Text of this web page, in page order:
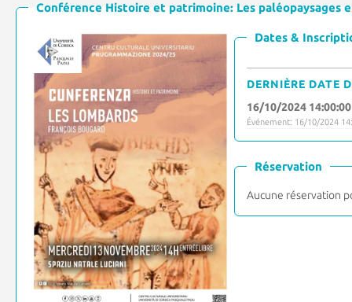
Conférence Histoire et patrimoine: Les paléopaysages
Dates &
DERNIÈRE DATE
16/10/2024 14:00:00
Événement: 16/10/2024
Réservation
Aucune réservation